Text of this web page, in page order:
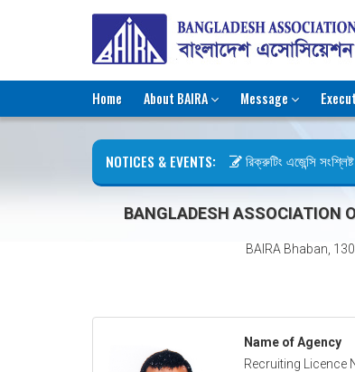
Home About BAIRA Message
NOTICES & EVENTS: রিক্রুটিং এজেন্সি সংশ্লিষ্ট
BANGLADESH ASSOCIATION
BAIRA Bhaban,
Name of Agency
Recruiting Licence